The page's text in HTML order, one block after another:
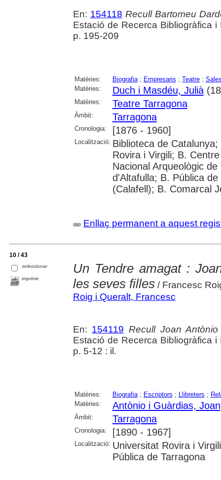
En: 154118 Recull Bartomeu
Estació de Recerca Bibliogràfica
p. 195-209
Matèries: Biografia; Empresaris ; Teatre;
Matèries:
Duch i Masdéu, Julià
Matèries: Teatre Tarragona
Àmbit: Tarragona
Cronologia: [1876 - 1960]
Localització: Biblioteca de
Rovira i Virgili; B.
Nacional Arqueològic
d'Altafulla; B. Pública
(Calafell); B. Comarcal
Enllaç permanent a aquest
10 / 43
seleccionar
imprimir
Un Tendre amagat :
les seves filles/ Francesc
Roig i Queralt, Francesc
En: 154119 Recull Joan
Estació de Recerca Bibliogràfica
p. 5-12 : il.
Matèries: Biografia; Escriptors ; Llibreters ;
Matèries:
Antònio i Guàrdias, Joan
Àmbit: Tarragona
Cronologia: [1890 - 1967]
Localització: Universitat Rovira i
Pública de Tarragona